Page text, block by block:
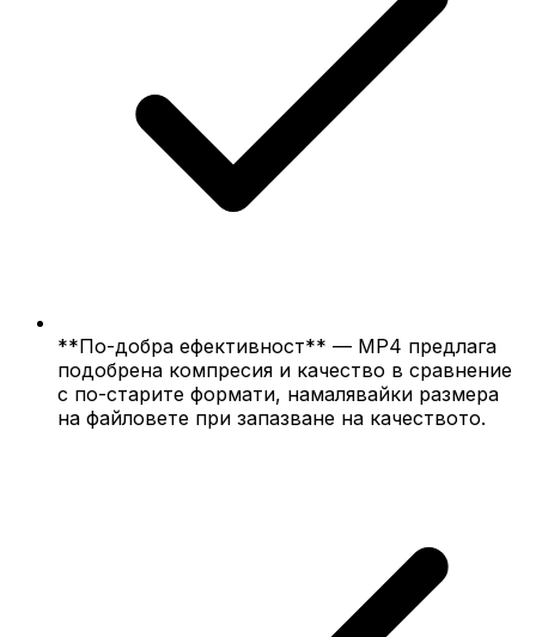
**По-добра ефективност** — MP4 предлага
подобрена компресия и качество в сравнение
с по-старите формати, намалявайки размера
на файловете при запазване на качеството.